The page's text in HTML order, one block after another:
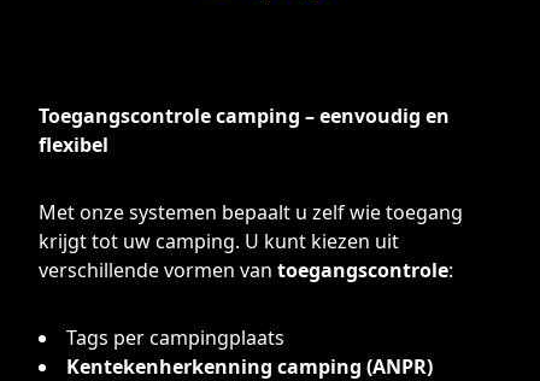
Toegangscontrole camping – eenvoudig en
flexibel
Met onze systemen bepaalt u zelf wie toegang
krijgt tot uw camping. U kunt kiezen uit
verschillende vormen van toegangscontrole:
Tags per campingplaats
Kentekenherkenning camping (ANPR)